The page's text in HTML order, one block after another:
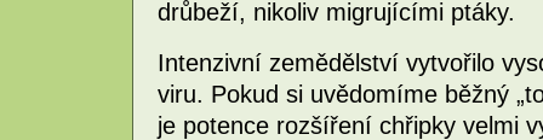
drůbeží, nikoliv migrujícími ptáky.
Intenzivní zemědělství vytvořilo
viru. Pokud si uvědomíme běžný
je potence rozšíření chřipky velmi